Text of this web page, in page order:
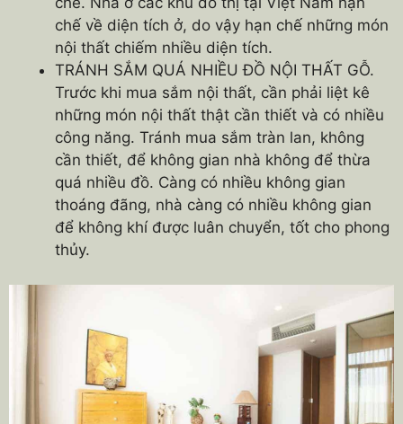
chế về diện tích ở, do vậy hạn chế những món
nội thất chiếm nhiều diện tích.
TRÁNH SẮM QUÁ NHIỀU ĐỒ NỘI THẤT GỖ.
Trước khi mua sắm nội thất, cần phải liệt kê
những món nội thất thật cần thiết và có nhiều
công năng. Tránh mua sắm tràn lan, không
cần thiết, để không gian nhà không để thừa
quá nhiều đồ. Càng có nhiều không gian
thoáng đãng, nhà càng có nhiều không gian
để không khí được luân chuyển, tốt cho phong
thủy.